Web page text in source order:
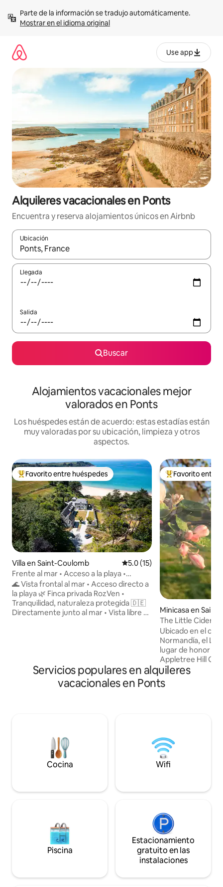
contenidoMostrar en el idioma original
Use app
Alquileres vacacionales en Ponts
Encuentra y reserva alojamientos únicos en Airbnb
Ubicación
Cuando los resultados estén disponibles, navega con las
Llegada
Salida
Buscar
Alojamientos vacacionales mejor
valorados en Ponts
Los huéspedes están de acuerdo: estas estadías están
muy valoradas por su ubicación, limpieza y otros
aspectos.
Favorito entre huéspedes preferido
Favorito entre huéspedes
Villa en Saint-Coulomb Calificación promedio: 5.0 de
5.0 (15)
Frente al mar • Acceso a la playa •
Tranquilidad • Terminal gratuita
🌊 Vista frontal al mar • Acceso directo a
la playa 🌿 Finca privada RozVen •
Tranquilidad, naturaleza protegida 🇩🇪
Directamente junto al mar • Vista libre al
de Colette – casa independiente 🌳
Parque privado de 4 hectáreas frente al
mar 🛏 3 habitaciones • De 2 a 6
Favorito entre
Favorito entre
Minicasa en
-Bois
The Little Cider
Ubicado en el
Normandía, el
lugar de honor
Appletree Hill
para relajarse,
tiempo juntos
todo lo que
las playas del día
algunas de las
espectaculares
Servicios populares en alquileres
vacacionales en Ponts
Cocina Wifi
Piscina
Estacionamiento
gratuito en las
instalaciones